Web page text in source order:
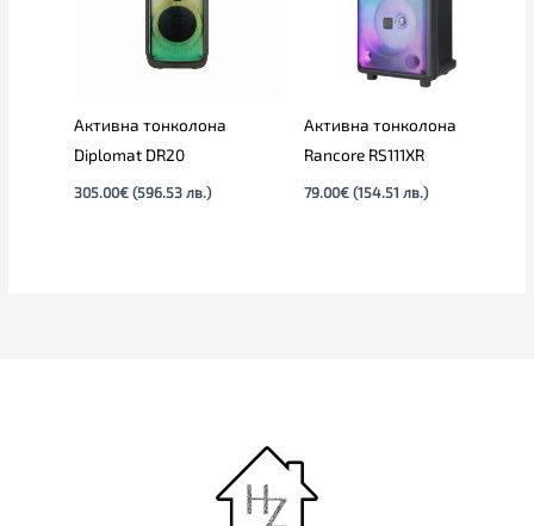
Активна тонколона
Diplomat DR20
305.00€ (596.53 лв.)
Активна тонколона
Rancore RS111XR
79.00€ (154.51 лв.)